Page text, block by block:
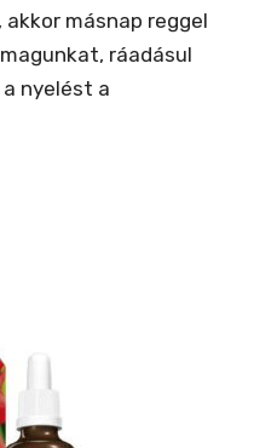
másnap reggel
ráadásul
nyelést a